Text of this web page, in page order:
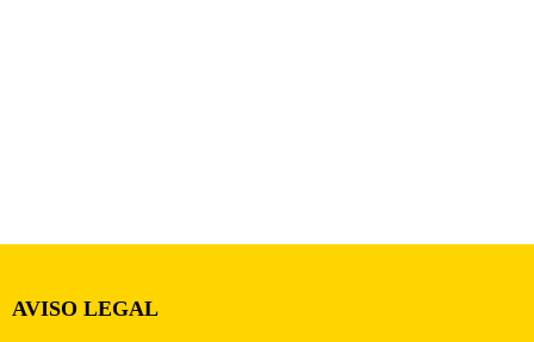
AVISO LEGAL